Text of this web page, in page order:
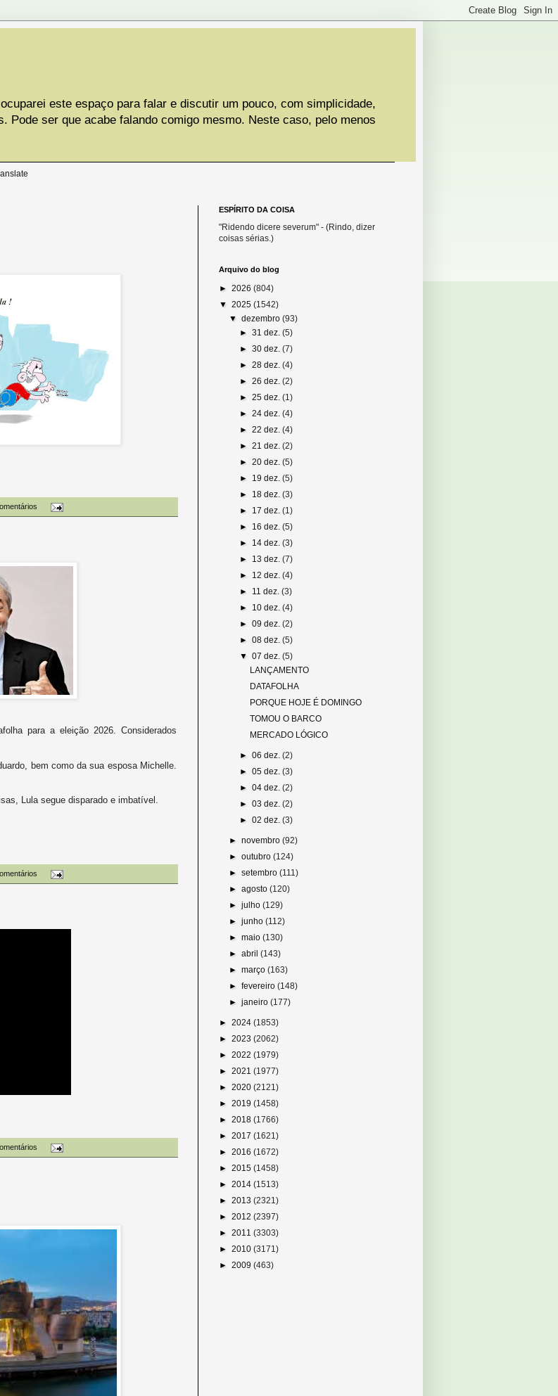
este espaço para falar e discutir um pouco, com simplicidade,
Pode ser que acabe falando comigo mesmo. Neste caso, pelo menos
para a eleição 2026. Considerados
bem como da sua esposa Michelle.
Lula segue disparado e imbatível.
ESPÍRITO DA COISA
"Ridendo dicere severum" - (Rindo, dizer
coisas sérias.)
Arquivo do blog
► 2026 (804)
▼ 2025 (1542)
▼dezembro(93)
► 31 dez. (5)
► 30 dez. (7)
► 28 dez. (4)
► 26 dez. (2)
► 25 dez. (1)
► 24 dez. (4)
► 22 dez. (4)
► 21 dez. (2)
► 20 dez. (5)
► 19 dez. (5)
► 18 dez. (3)
► 17 dez. (1)
► 16 dez. (5)
► 14 dez. (3)
► 13 dez. (7)
► 12 dez. (4)
► 11 dez. (3)
► 10 dez. (4)
► 09 dez. (2)
► 08 dez. (5)
▼ 07 dez. (5)
LANÇAMENTO
DATAFOLHA
PORQUE HOJE É DOMINGO
TOMOU O BARCO
MERCADO LÓGICO
► 06 dez. (2)
► 05 dez. (3)
► 04 dez. (2)
► 03 dez. (2)
► 02 dez. (3)
►novembro(92)
►outubro(124)
►setembro(111)
►agosto(120)
►julho(129)
►junho(112)
►maio(130)
►abril(143)
►março(163)
►fevereiro(148)
►janeiro(177)
► 2024 (1853)
► 2023 (2062)
► 2022 (1979)
► 2021 (1977)
► 2020 (2121)
► 2019 (1458)
► 2018 (1766)
► 2017 (1621)
► 2016 (1672)
► 2015 (1458)
► 2014 (1513)
► 2013 (2321)
► 2012 (2397)
► 2011 (3303)
► 2010 (3171)
► 2009 (463)